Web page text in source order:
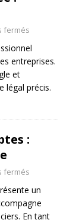
fermés
entreprises.
et
légal précis.
:
fermés
un
En tant